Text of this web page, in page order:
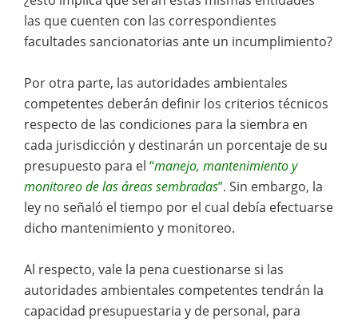
las que cuenten con las correspondientes
facultades sancionatorias ante un incumplimiento?
Por otra parte, las autoridades ambientales
competentes deberán definir los criterios técnicos
respecto de las condiciones para la siembra en
cada jurisdicción y destinarán un porcentaje de su
presupuesto para el “manejo, mantenimiento y
monitoreo de las áreas sembradas”. Sin embargo, la
ley no señaló el tiempo por el cual debía efectuarse
dicho mantenimiento y monitoreo.
Al respecto, vale la pena cuestionarse si las
autoridades ambientales competentes tendrán la
capacidad presupuestaria y de personal, para